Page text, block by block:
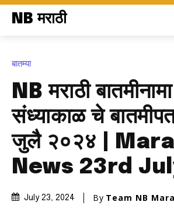
NB मराठी
बातम्या
NB मराठी बातमीनामा |
संध्याकाळ चे
जुलै २०२४ |
News 23rd
July 23, 2024 By Team NB